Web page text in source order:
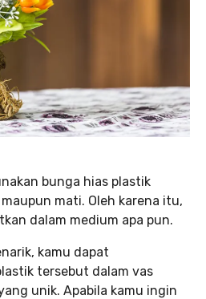
bunga hias plastik
mati. Oleh karena itu,
dalam medium apa pun.
kamu dapat
tersebut dalam vas
unik. Apabila kamu ingin